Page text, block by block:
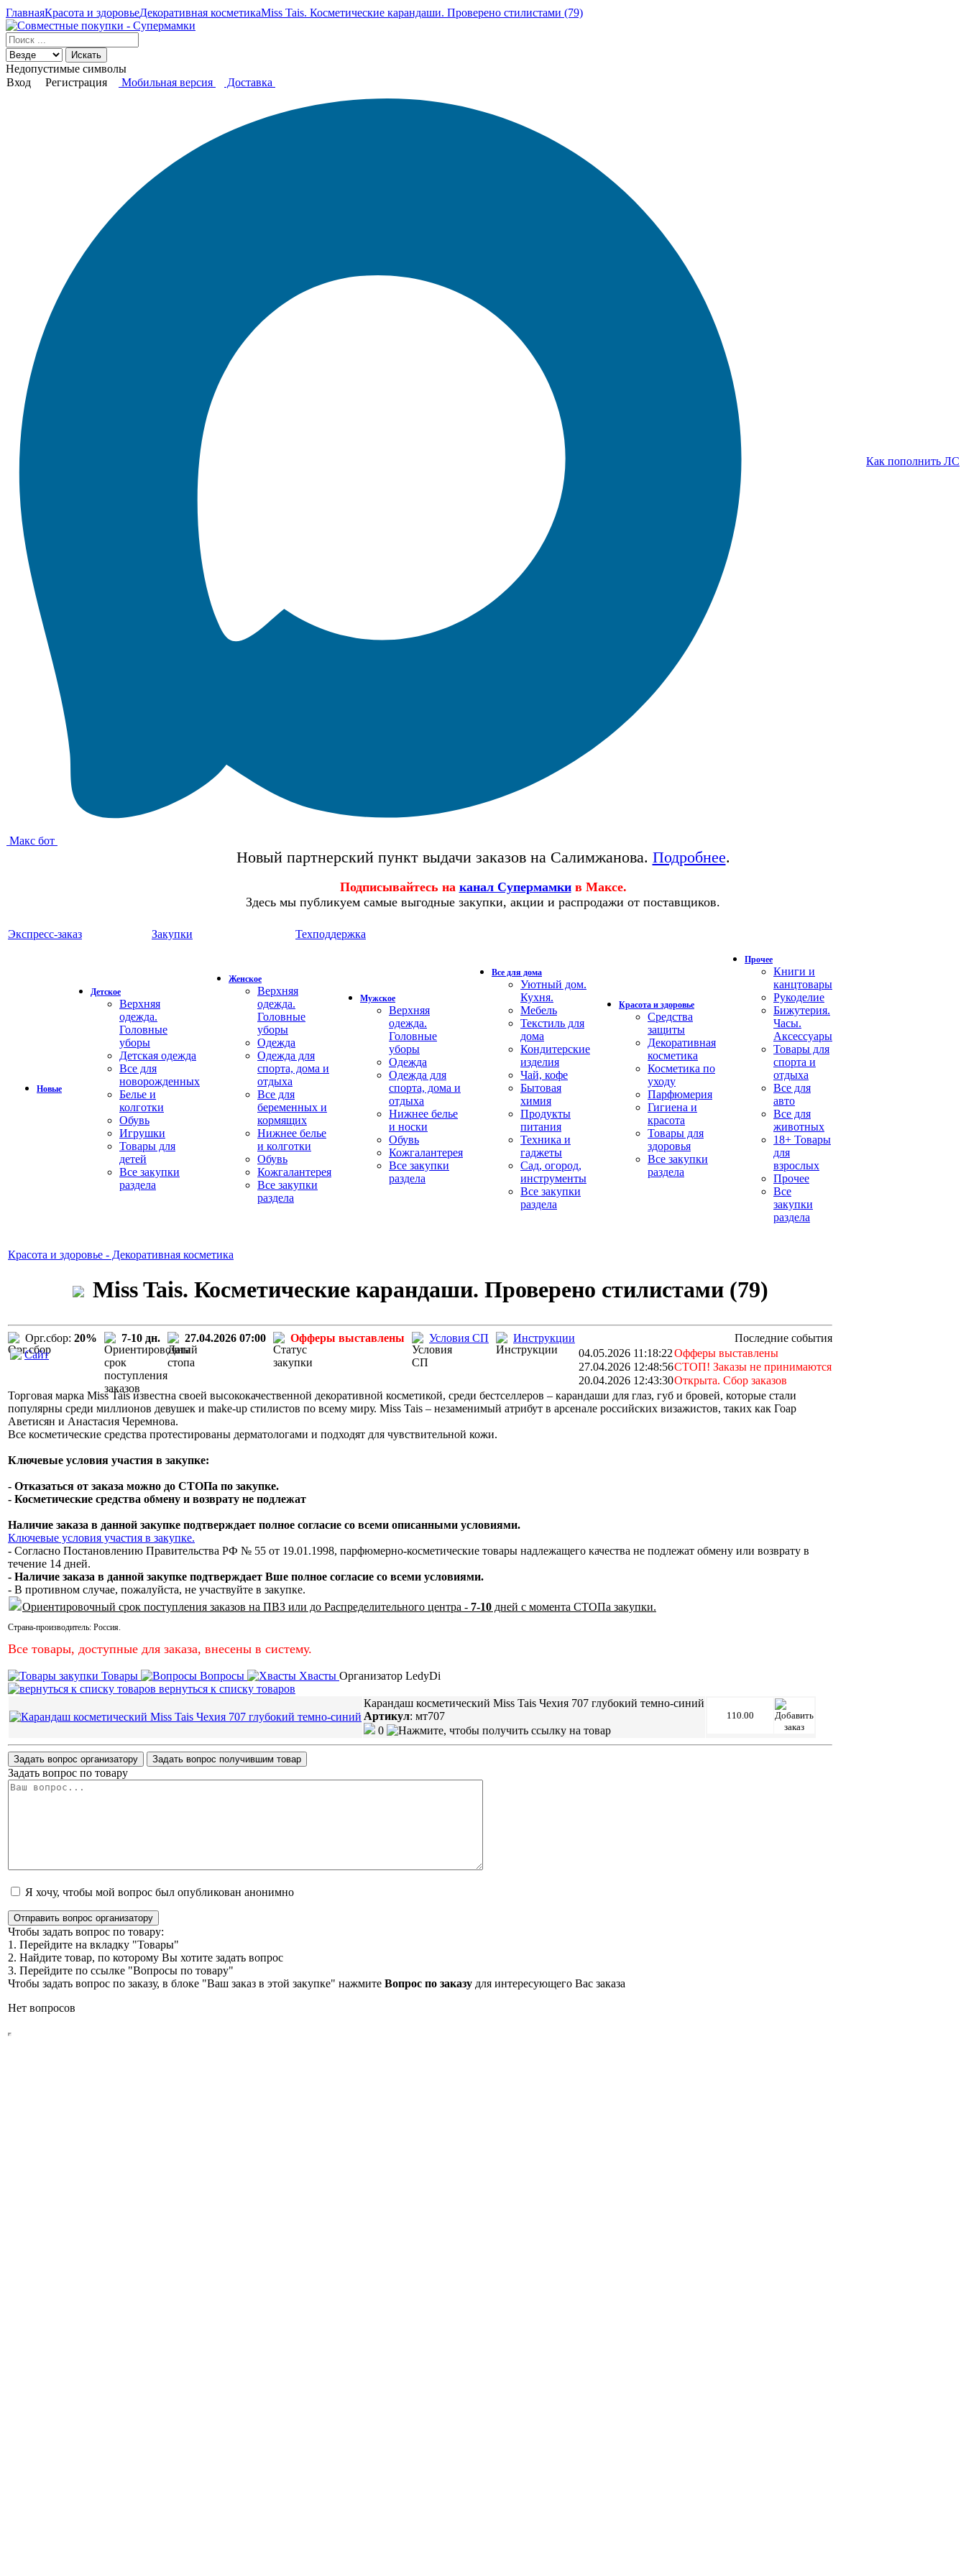
ГлавнаяКрасота и здоровьеДекоративная косметикаMiss Tais. Косметические карандаши. Проверено стилистами (79)
Искать
Недопустимые символы
Вход
Регистрация Мобильная версия Доставка
Макс бот
Как пополнить ЛС
Новый партнерский пункт выдачи заказов на Салимжанова. Подробнее.
Подписывайтесь на канал Супермамки в Максе.
Здесь мы публикуем самые выгодные закупки, акции и распродажи от поставщиков.
Экспресс-заказ Закупки Техподдержка
Новые
Детское
Верхняя
одежда.
Головные
уборы
Детская одежда
Все для
новорожденных
Белье и
колготки
Обувь
Игрушки
Товары для
детей
Все закупки
раздела
Женское
Верхняя
одежда.
Головные
уборы
Одежда
Одежда для
спорта, дома и
отдыха
Все для
беременных и
кормящих
Нижнее белье
и колготки
Обувь
Кожгалантерея
Все закупки
раздела
Мужское
Верхняя
одежда.
Головные
уборы
Одежда
Одежда для
спорта, дома и
отдыха
Нижнее белье
и носки
Обувь
Кожгалантерея
Все закупки
раздела
Все для дома
Уютный дом.
Кухня.
Мебель
Текстиль для
дома
Кондитерские
изделия
Чай, кофе
Бытовая
химия
Продукты
питания
Техника и
гаджеты
Сад, огород,
инструменты
Все закупки
раздела
Красота и здоровье
Средства
защиты
Декоративная
косметика
Косметика по
уходу
Парфюмерия
Гигиена и
красота
Товары для
здоровья
Все закупки
раздела
Прочее
Книги и
канцтовары
Рукоделие
Бижутерия.
Часы.
Аксессуары
Товары для
спорта и
отдыха
Все для
авто
Все для
животных
18+ Товары
для
взрослых
Прочее
Все
закупки
раздела
Красота и здоровье - Декоративная косметика
Miss Tais. Косметические карандаши. Проверено стилистами (79)
Орг.сбор: 20% 7-10 дн. 27.04.2026 07:00 Офферы выставлены Условия СП Инструкции
Последние события
04.05.2026 11:18:22Офферы выставлены
27.04.2026 12:48:56СТОП! Заказы не принимаются
20.04.2026 12:43:30Открыта. Сбор заказов
Сайт
Торговая марка Miss Tais известна своей высококачественной декоративной косметикой, среди бестселлеров – карандаши для глаз, губ и бровей, которые стали
популярны среди миллионов девушек и make-up стилистов по всему миру. Miss Tais – незаменимый атрибут в арсенале российских визажистов, таких как Гоар
Аветисян и Анастасия Черемнова.
Все косметические средства протестированы дерматологами и подходят для чувствительной кожи.
Ключевые условия участия в закупке:
- Отказаться от заказа можно до СТОПа по закупке.
- Косметические средства обмену и возврату не подлежат
Наличие заказа в данной закупке подтверждает полное согласие со всеми описанными условиями.
Ключевые условия участия в закупке.
- Согласно Постановлению Правительства РФ № 55 от 19.01.1998, парфюмерно-косметические товары надлежащего качества не подлежат обмену или возврату в
течение 14 дней.
- Наличие заказа в данной закупке подтверждает Вше полное согласие со всеми условиями.
- В противном случае, пожалуйста, не участвуйте в закупке.
Ориентировочный срок поступления заказов на ПВЗ или до Распределительного центра - 7-10 дней с момента СТОПа закупки.
Страна-производитель: Россия.
Все товары, доступные для заказа, внесены в систему.
Товары Вопросы Хвасты Организатор LedyDi
вернуться к списку товаров
Карандаш косметический Miss Tais Чехия 707 глубокий темно-синий
Артикул: мт707
0
110.00
Задать вопрос организатору Задать вопрос получившим товар
Задать вопрос по товару
Я хочу, чтобы мой вопрос был опубликован анонимно
Отправить вопрос организатору
Чтобы задать вопрос по товару:
1. Перейдите на вкладку "Товары"
2. Найдите товар, по которому Вы хотите задать вопрос
3. Перейдите по ссылке "Вопросы по товару"
Чтобы задать вопрос по заказу, в блоке "Ваш заказ в этой закупке" нажмите Вопрос по заказу для интересующего Вас заказа
Нет вопросов